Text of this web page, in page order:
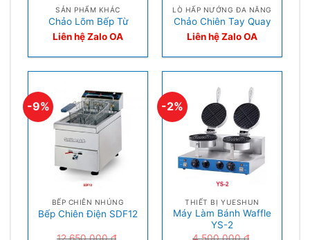
SẢN PHẨM KHÁC
Chảo Lõm Bếp Từ
Liên hệ Zalo OA
LÒ HẤP NƯỚNG ĐA NĂNG
Chảo Chiên Tay Quay
Liên hệ Zalo OA
-9%
BẾP CHIÊN NHÚNG
Bếp Chiên Điện SDF12
12,650,000₫
-2%
THIẾT BỊ YUESHUN
Máy Làm Bánh Waffle
YS-2
4,500,000₫